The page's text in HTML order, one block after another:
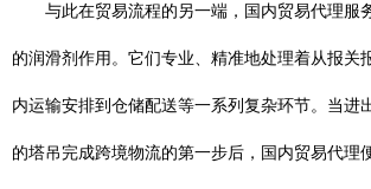
与此在贸易流程的另一端，国内贸易代理服
的润滑剂作用。它们专业、精准地处理着从报关
内运输安排到仓储配送等一系列复杂环节。当进
的塔吊完成跨境物流的第一步后，国内贸易代理